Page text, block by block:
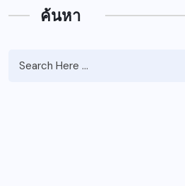
ค้นหา